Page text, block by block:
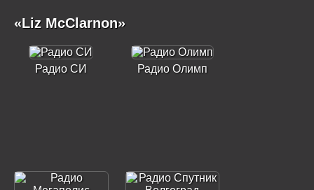
«Liz McClarnon»
Радио СИ Радио Олимп